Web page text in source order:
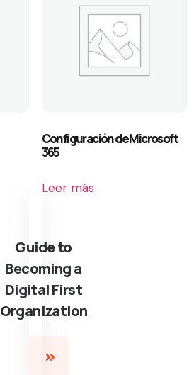
Configuración de Microsoft
365
Leer más
Guide to
Becoming a
Digital First
Organization